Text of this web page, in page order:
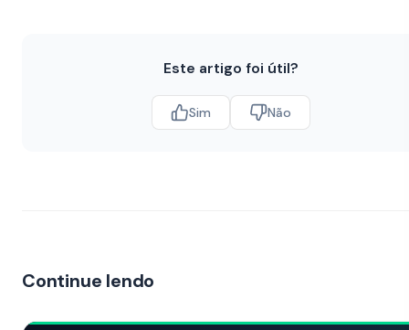
Este artigo foi útil?
Sim Não
Continue lendo